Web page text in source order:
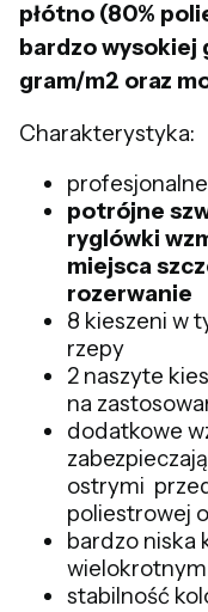
płótno (80%
bardzo wysokiej
gram/m2 oraz
Charakterystyka:
potrójne
ryglówki
miejsca
rozerwanie
8 kieszeni w
rzepy
2 naszyte
na
dodatkowe
ostrymi
poliestrowej
bardzo niska
stabilność